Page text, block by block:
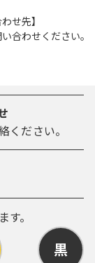
せ先】
合わせください。
ださい。
。
黒